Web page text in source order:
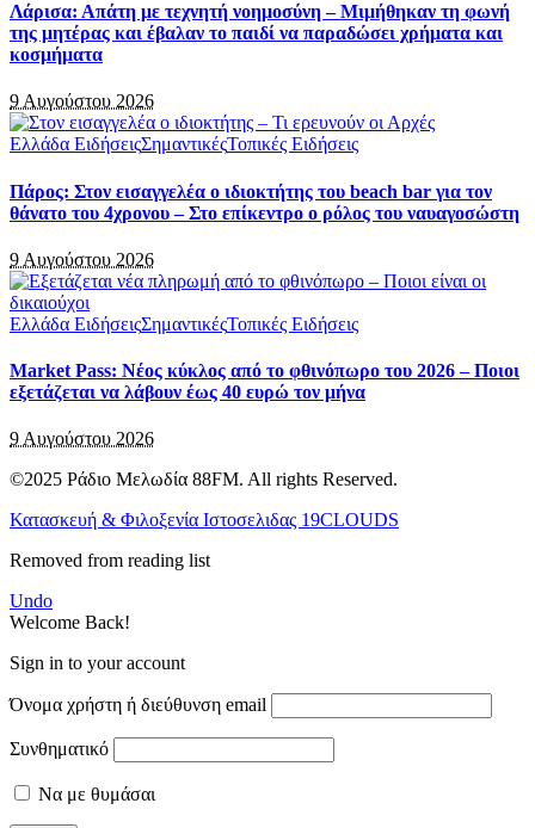
Λάρισα: Απάτη με τεχνητή νοημοσύνη – Μιμήθηκαν τη φωνή
της μητέρας και έβαλαν το παιδί να παραδώσει χρήματα και
κοσμήματα
9 Αυγούστου 2026
Ελλάδα ΕιδήσειςΣημαντικέςΤοπικές Ειδήσεις
Πάρος: Στον εισαγγελέα ο ιδιοκτήτης του beach bar για τον
θάνατο του 4χρονου – Στο επίκεντρο ο ρόλος του ναυαγοσώστη
9 Αυγούστου 2026
Ελλάδα ΕιδήσειςΣημαντικέςΤοπικές Ειδήσεις
Market Pass: Νέος κύκλος από το φθινόπωρο του 2026 – Ποιοι
εξετάζεται να λάβουν έως 40 ευρώ τον μήνα
9 Αυγούστου 2026
©2025 Ράδιο Μελωδία 88FM. All rights Reserved.
Κατασκευή & Φιλοξενία Ιστοσελιδας 19CLOUDS
Removed from reading list
Undo
Welcome Back!
Sign in to your account
Όνομα χρήστη ή διεύθυνση email
Συνθηματικό
Να με θυμάσαι